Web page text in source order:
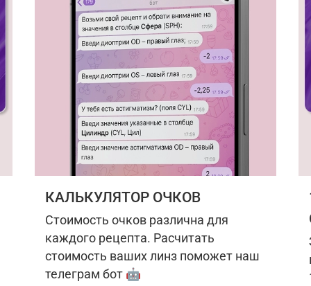
КАЛЬКУЛЯТОР ОЧКОВ
Стоимость очков различна для
каждого рецепта. Расчитать
стоимость ваших линз поможет наш
телеграм бот 🤖